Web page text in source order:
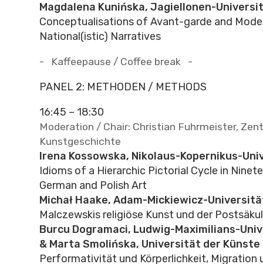
Magdalena Kunińska, Jagiellonen-
Conceptualisations of Avant-garde and
National(istic) Narratives
- Kaffeepause / Coffee break -
PANEL 2: METHODEN / METHODS
16:45 – 18:30
Moderation / Chair: Christian Fuhrmeister,
Kunstgeschichte
Irena Kossowska, Nikolaus-Kopernikus-
Idioms of a Hierarchic Pictorial Cycle in
German and Polish Art
Michał Haake, Adam-Mickiewicz-
Malczewskis religiöse Kunst und der
Burcu Dogramaci, Ludwig-Maximilians-
& Marta Smolińska, Universität der Künste
Performativität und Körperlichkeit, Migration